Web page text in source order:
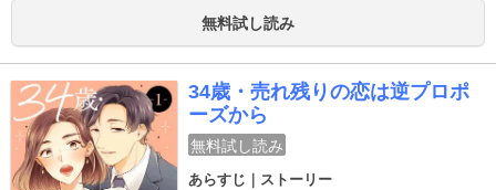
家はあり、ご飯が食べられ、殴られたりする
こともない…「母は正しく、私は幸せなん
の表情で「金よこせ！」と怒鳴り散らす母が
いた――。「親」という呪縛・洗脳と絶縁す
ることを決めた茜の闘いが始まる！！
無料試し読み
34歳・売れ残りの恋は逆プロポ
ーズから
無料試し読み
あらすじ｜ストーリー